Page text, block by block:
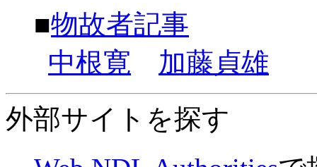
■物故者記事
中根寛
加藤貞雄
外部サイトを探す